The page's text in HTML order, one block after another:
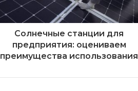
Солнечные станции для
предприятия: оцениваем
преимущества использования